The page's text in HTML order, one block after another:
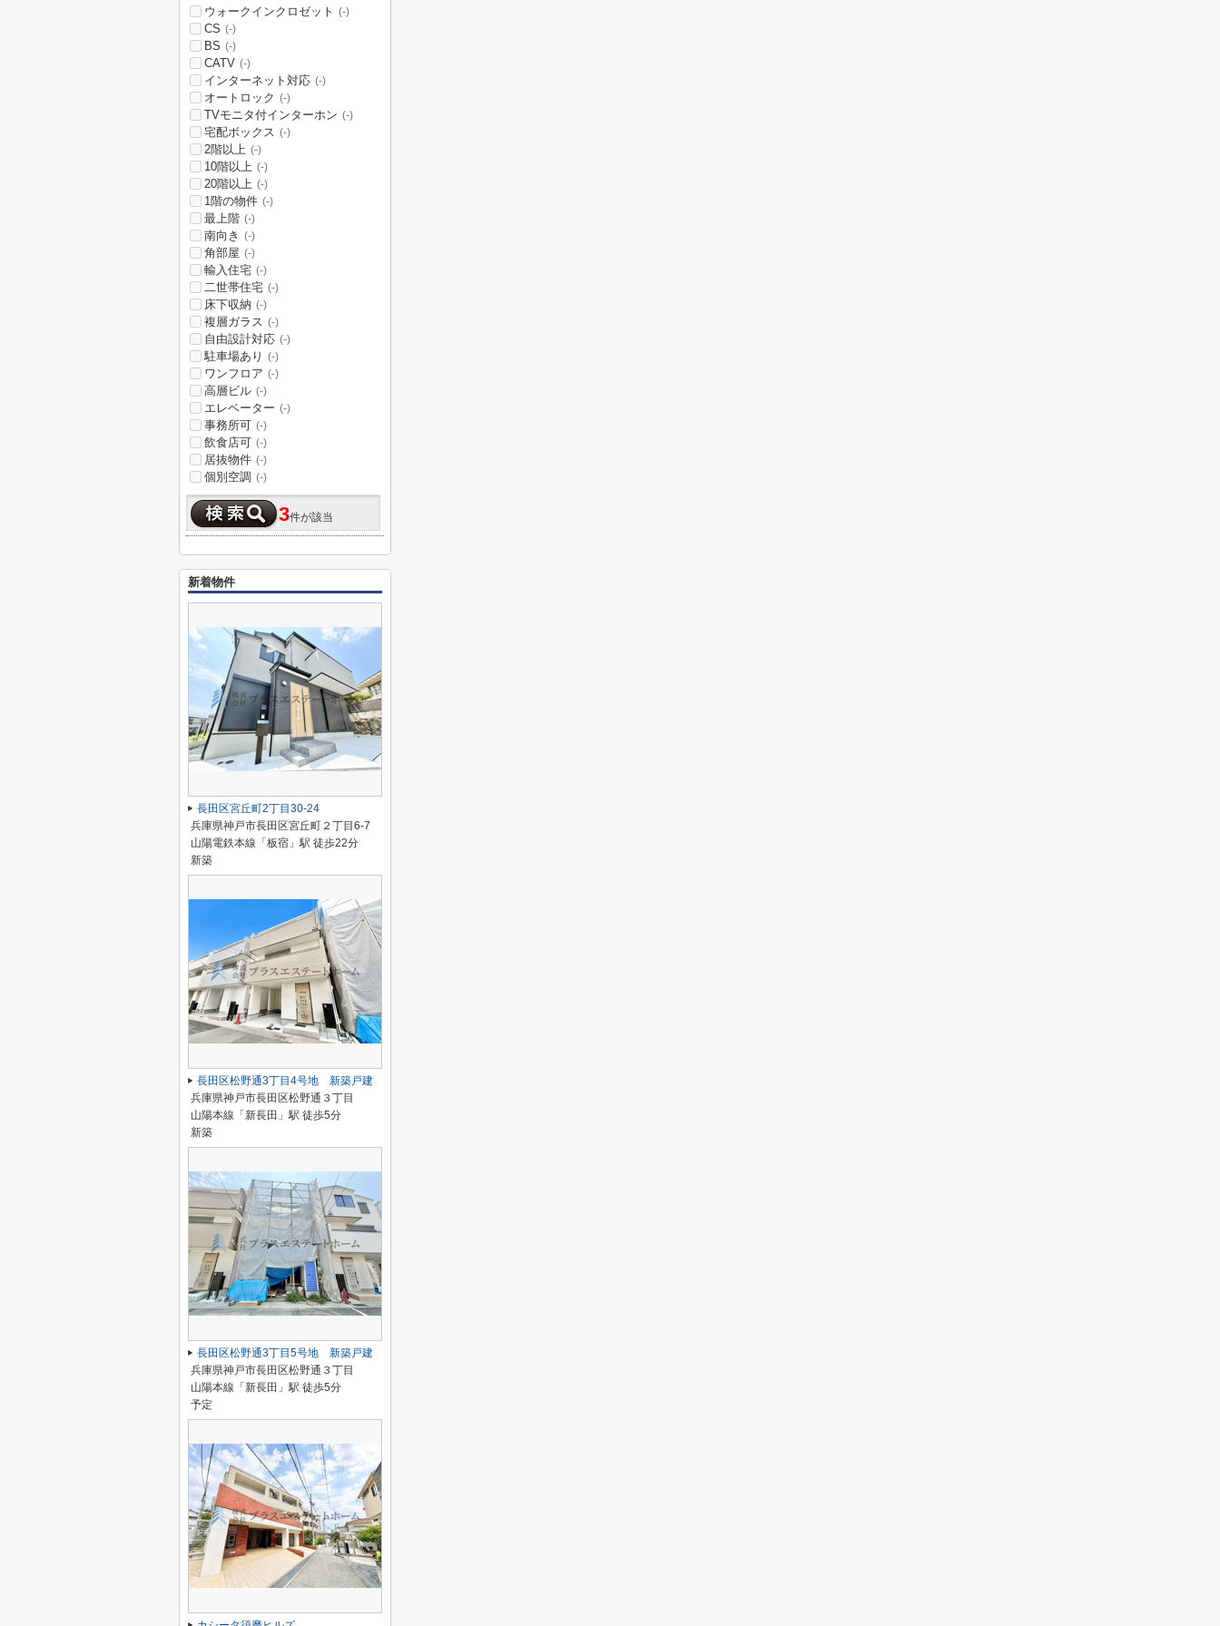
ウォークインクロゼット
(-)
CS (-)
BS (-)
CATV (-)
インターネット対応 (-)
オートロック (-)
TVモニタ付インターホン (-)
宅配ボックス (-)
2階以上 (-)
10階以上 (-)
20階以上 (-)
1階の物件 (-)
最上階 (-)
南向き (-)
角部屋 (-)
輸入住宅 (-)
二世帯住宅 (-)
床下収納 (-)
複層ガラス (-)
自由設計対応 (-)
駐車場あり (-)
ワンフロア (-)
高層ビル (-)
エレベーター (-)
事務所可 (-)
飲食店可 (-)
居抜物件 (-)
個別空調 (-)
3件が該当
新着物件
長田区宮丘町2丁目30-24
兵庫県神戸市長田区宮丘町２丁目6-7
山陽電鉄本線「板宿」駅 徒歩22分
新築
長田区松野通3丁目4号地 新築戸建
兵庫県神戸市長田区松野通３丁目
山陽本線「新長田」駅 徒歩5分
新築
長田区松野通3丁目5号地 新築戸建
兵庫県神戸市長田区松野通３丁目
山陽本線「新長田」駅 徒歩5分
予定